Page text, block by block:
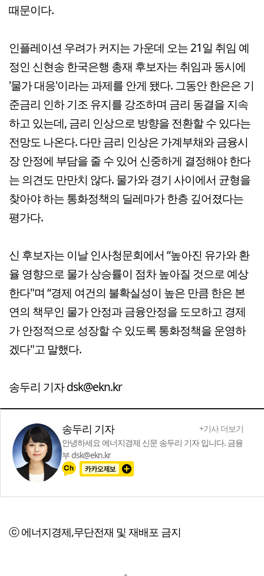
때문이다.
인플레이션 우려가 커지는 가운데 오는 21일 취임 예
정인 신현송 한국은행 총재 후보자는 취임과 동시에
'물가 대응'이라는 과제를 안게 됐다. 그동안 한은은 기
준금리 인하 기조 유지를 강조하며 금리 동결을 지속
하고 있는데, 금리 인상으로 방향을 전환할 수 있다는
전망도 나온다. 다만 금리 인상은 가계부채와 금융시
장 안정에 부담을 줄 수 있어 신중하게 결정해야 한다
는 의견도 만만치 않다. 물가와 경기 사이에서 균형을
찾아야 하는 통화정책의 딜레마가 한층 깊어졌다는
평가다.
신 후보자는 이날 인사청문회에서 “높아진 유가와 환
율 영향으로 물가 상승률이 점차 높아질 것으로 예상
한다"며 “경제 여건의 불확실성이 높은 만큼 한은 본
연의 책무인 물가 안정과 금융안정을 도모하고 경제
가 안정적으로 성장할 수 있도록 통화정책을 운영하
겠다"고 말했다.
송두리 기자 dsk@ekn.kr
송두리 기자
+기사 더보기
안녕하세요 에너지경제 신문 송두리 기자 입니다. 금융
부 dsk@ekn.kr
ⓒ 에너지경제,무단전재 및 재배포 금지